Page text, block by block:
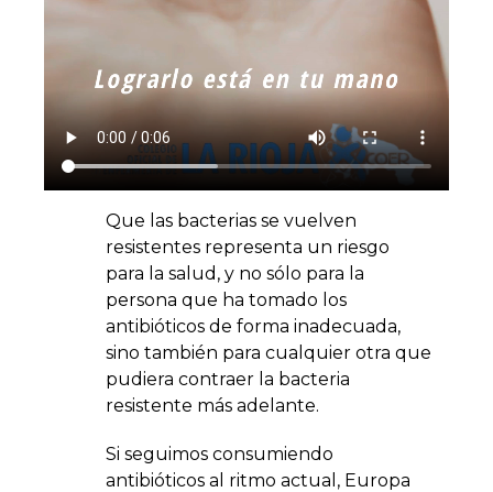
Que las bacterias se vuelven
resistentes representa un riesgo
para la salud, y no sólo para la
persona que ha tomado los
antibióticos de forma inadecuada,
sino también para cualquier otra que
pudiera contraer la bacteria
resistente más adelante.
Si seguimos consumiendo
antibióticos al ritmo actual, Europa